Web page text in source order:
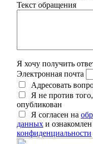
Текст обращения
Я хочу получить
Электронная почта
Адресовать
Я не против
опубликован
Я согласен на
данных и ознакомлен
конфиденциальности